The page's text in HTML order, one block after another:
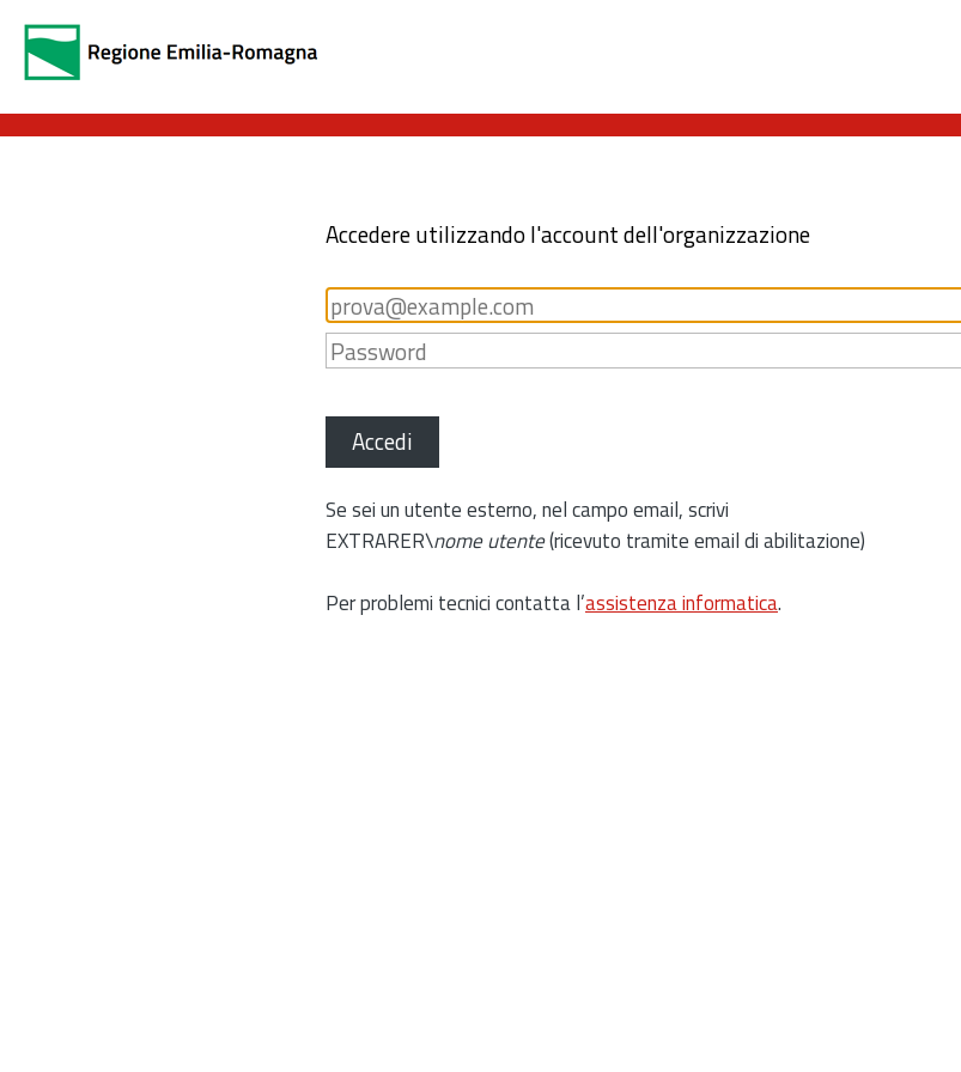
Accedere utilizzando l'account dell'organizzazione
Accedi
Se sei un utente esterno, nel campo email, scrivi
EXTRARER\nome utente(ricevuto tramite email di abilitazione)
Per problemi tecnici contatta l’assistenza informatica.